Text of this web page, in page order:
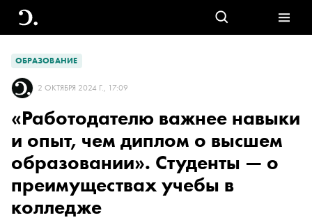
ОБРАЗОВАНИЕ
2 ОКТЯБРЯ 2024 Г., 17:09
«Работодателю важнее навыки
и опыт, чем диплом о высшем
образовании». Студенты — о
преимуществах учебы в
колледже